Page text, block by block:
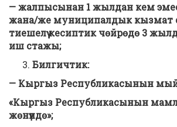
— жалпысынан 1 жылдан кем
жана/же муниципалдык кызмат
тиешелүү кесиптик чөйрөдө 3
иш стажы;
Билгичтик:
— Кыргыз Республикасынын
«Кыргыз Республикасынын
жөнүндө»;